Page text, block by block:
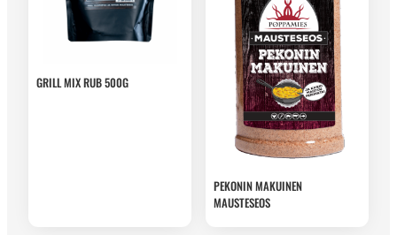
GRILL MIX RUB 500G
PEKONIN MAKUINEN
MAUSTESEOS